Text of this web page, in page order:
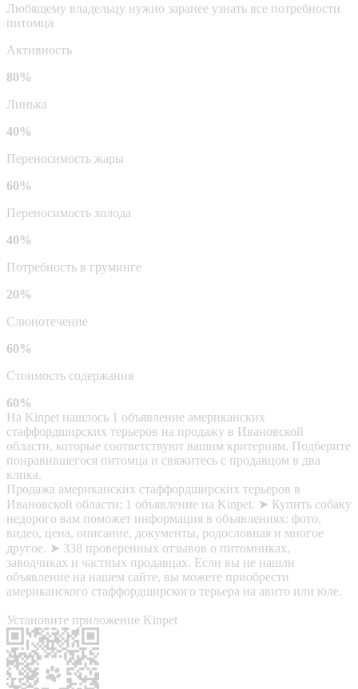
Любящему владельцу нужно заранее узнать все потребности
питомца
Активность
80%
Линька
40%
Переносимость жары
60%
Переносимость холода
40%
Потребность в груминге
20%
Слюнотечение
60%
Стоимость содержания
60%
На Kinpet нашлось 1 объявление американских
стаффордширских терьеров на продажу в Ивановской
области, которые соответствуют вашим критериям. Подберите
понравившегося питомца и свяжитесь с продавцом в два
клика.
Продажа американских стаффордширских терьеров в
Ивановской области: 1 объявление на Kinpet. ➤ Купить собаку
недорого вам поможет информация в объявлениях: фото,
видео, цена, описание, документы, родословная и многое
другое. ➤ 338 проверенных отзывов о питомниках,
заводчиках и частных продавцах. Если вы не нашли
объявление на нашем сайте, вы можете приобрести
американского стаффордширского терьера на авито или юле.
Установите приложение Kinpet